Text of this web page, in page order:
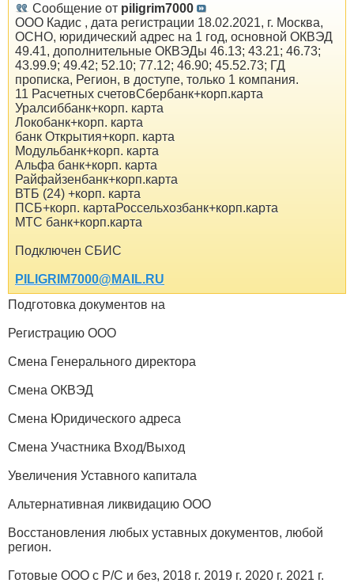
Сообщение от piligrim7000
ООО Кадис , дата регистрации 18.02.2021, г. Москва,
ОСНО, юридический адрес на 1 год, основной ОКВЭД
49.41, дополнительные ОКВЭДы 46.13; 43.21; 46.73;
43.99.9; 49.42; 52.10; 77.12; 46.90; 45.52.73; ГД
прописка, Регион, в доступе, только 1 компания.
11 Расчетных счетовСбербанк+корп.карта
Уралсиббанк+корп. карта
Локобанк+корп. карта
банк Открытия+корп. карта
Модульбанк+корп. карта
Альфа банк+корп. карта
Райфайзенбанк+корп.карта
ВТБ (24) +корп. карта
ПСБ+корп. картаРоссельхозбанк+корп.карта
МТС банк+корп.карта
Подключен СБИС
PILIGRIM7000@MAIL.RU
Подготовка документов на
Регистрацию ООО
Смена Генерального директора
Смена ОКВЭД
Смена Юридического адреса
Смена Участника Вход/Выход
Увеличения Уставного капитала
Альтернативная ликвидацию ООО
Восстановления любых уставных документов, любой
регион.
Готовые ООО с Р/С и без, 2018 г. 2019 г. 2020 г. 2021 г.